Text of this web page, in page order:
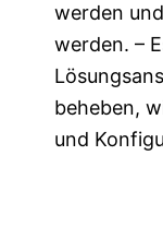
werden
werden. –
beheben,
und